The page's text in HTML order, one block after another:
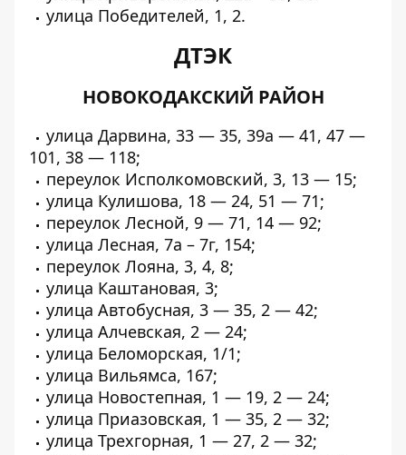
улица Победителей, 1, 2.
ДТЭК
НОВОКОДАКСКИЙ РАЙОН
улица Дарвина, 33 — 35, 39а — 41, 47 —
101, 38 — 118;
переулок Исполкомовский, 3, 13 — 15;
улица Кулишова, 18 — 24, 51 — 71;
переулок Лесной, 9 — 71, 14 — 92;
улица Лесная, 7а – 7г, 154;
переулок Лояна, 3, 4, 8;
улица Каштановая, 3;
улица Автобусная, 3 — 35, 2 — 42;
улица Алчевская, 2 — 24;
улица Беломорская, 1/1;
улица Вильямса, 167;
улица Новостепная, 1 — 19, 2 — 24;
улица Приазовская, 1 — 35, 2 — 32;
улица Трехгорная, 1 — 27, 2 — 32;